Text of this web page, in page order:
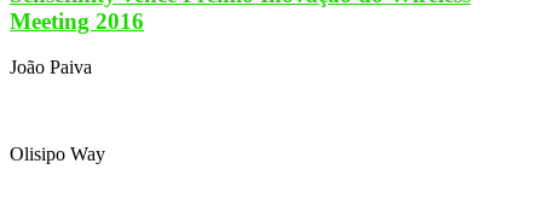
Meeting 2016
João Paiva
Olisipo Way